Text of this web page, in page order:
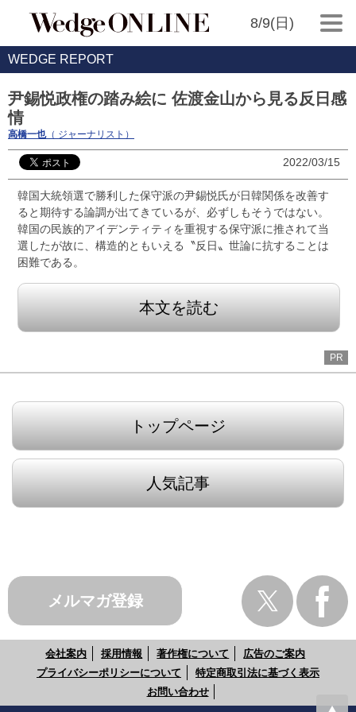
8/9(日)
WEDGE REPORT
尹錫悦政権の踏み絵に 佐渡金山から見る反日感
情
高橋一也（ ジャーナリスト）
2022/03/15
韓国大統領選で勝利した保守派の尹錫悦氏が日韓関係を改善す
ると期待する論調が出てきているが、必ずしもそうではない。
韓国の民族的アイデンティティを重視する保守派に推されて当
選したが故に、構造的ともいえる〝反日〟世論に抗することは
困難である。
本文を読む
PR
トップページ
人気記事
メルマガ登録
会社案内 採用情報 著作権について
広告のご案内
プライバシーポリシーについて
特定商取引法に基づく表示
お問い合わせ